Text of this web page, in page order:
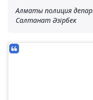
Алматы полиция
Салтанат Әзірбек